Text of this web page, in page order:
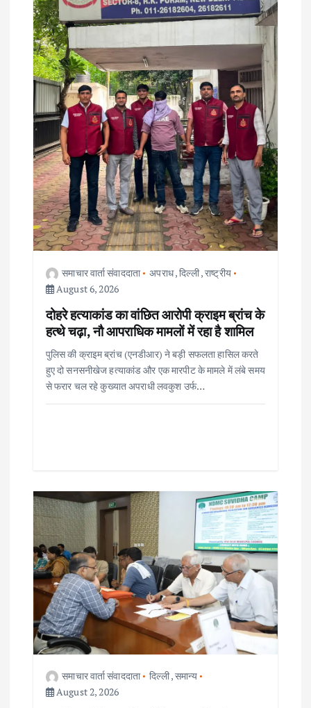
g
a
t
o
n
समाचार वार्ता संवाददाता अपराध,दिल्ली,राष्ट्रीय
August 6, 2026
दोहरे हत्याकांड का वांछित आरोपी क्राइम ब्रांच के
हत्थे चढ़ा, नौ आपराधिक मामलों में रहा है शामिल
पुलिस की क्राइम ब्रांच (एनडीआर) ने बड़ी सफलता हासिल करते
हुए दो सनसनीखेज हत्याकांड और एक मारपीट के मामले में लंबे समय
से फरार चल रहे कुख्यात अपराधी लवकुश उर्फ…
समाचार वार्ता संवाददाता दिल्ली,समान्य
August 2, 2026